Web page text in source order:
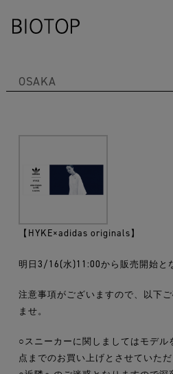
OSAKA
【HYKE×adidas originals】
明日3/16(水)11:00から販売開始と
注意事項がございますので、以下
ませ。
○スニーカーに関しましてはモデル
点までのお買い上げとさせていただ